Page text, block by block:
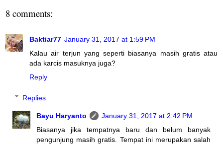
8 comments:
Baktiar77 January 31, 2017 at 1:59 PM
Kalau air terjun yang seperti biasanya masih gratis atau
ada karcis masuknya juga?
Reply
Replies
Bayu Haryanto
January 31, 2017 at 2:42 PM
Biasanya jika tempatnya baru dan belum banyak
pengunjung masih gratis. Tempat ini merupakan salah